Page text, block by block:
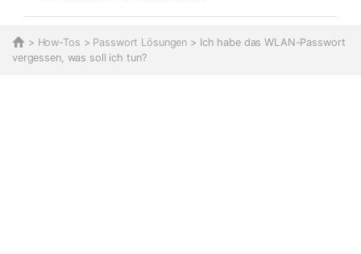
> How-Tos > Passwort Lösungen > Ich habe das WLAN-Passwort
vergessen, was soll ich tun?